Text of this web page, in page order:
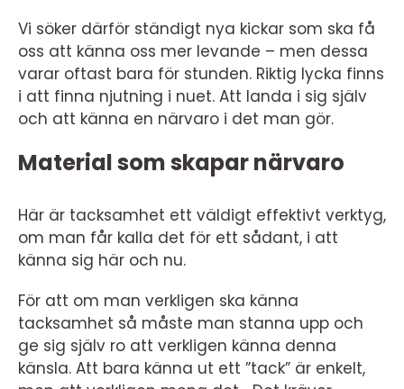
Vi söker därför ständigt nya kickar som ska få
oss att känna oss mer levande – men dessa
varar oftast bara för stunden. Riktig lycka finns
i att finna njutning i nuet. Att landa i sig själv
och att känna en närvaro i det man gör.
Material som skapar närvaro
Här är tacksamhet ett väldigt effektivt verktyg,
om man får kalla det för ett sådant, i att
känna sig här och nu.
För att om man verkligen ska känna
tacksamhet så måste man stanna upp och
ge sig själv ro att verkligen känna denna
känsla. Att bara känna ut ett ”tack” är enkelt,